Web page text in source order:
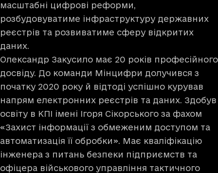
масштабні цифрові реформи,
розбудовуватиме інфраструктуру державних
реєстрів та розвиватиме сферу відкритих
даних.
Олександр Закусило має 20 років професійного
досвіду. До команди Мінцифри долучився з
початку 2020 року й відтоді успішно курував
напрям електронних реєстрів та даних. Здобув
освіту в КПІ імені Ігоря Сікорського за фахом
«Захист інформації з обмеженим доступом та
автоматизація її обробки». Має кваліфікацію
інженера з питань безпеки підприємств та
офіцера військового управління тактичного